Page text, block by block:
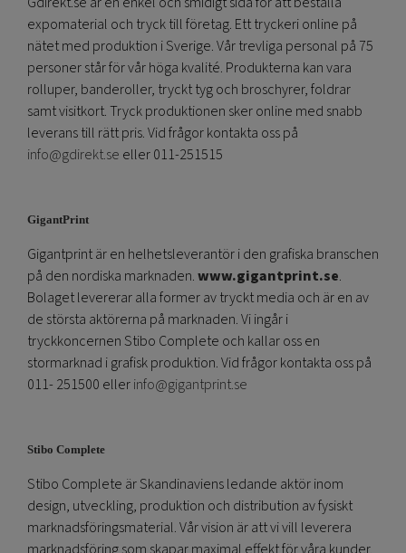
expomaterial och tryck till företag. Ett tryckeri online på
nätet med produktion i Sverige. Vår trevliga personal på 75
personer står för vår höga kvalité. Produkterna kan vara
rolluper, banderoller, tryckt tyg och broschyrer, foldrar
samt visitkort. Tryck produktionen sker online med snabb
leverans till rätt pris. Vid frågor kontakta oss på
info@gdirekt.se eller 011-251515
GigantPrint
Gigantprint är en helhetsleverantör i den grafiska branschen
på den nordiska marknaden.www.gigantprint.se.
Bolaget levererar alla former av tryckt media och är en av
de största aktörerna på marknaden. Vi ingår i
tryckkoncernen Stibo Complete och kallar oss en
stormarknad i grafisk produktion. Vid frågor kontakta oss på
011- 251500 ellerinfo@gigantprint.se
Stibo Complete
Stibo Complete är Skandinaviens ledande aktör inom
design, utveckling, produktion och distribution av fysiskt
marknadsföringsmaterial. Vår vision är att vi vill leverera